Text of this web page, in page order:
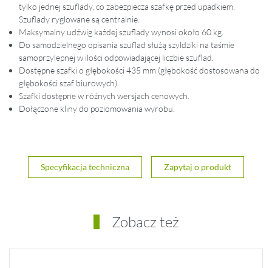
tylko jednej szuflady, co zabezpiecza szafkę przed upadkiem.
Szuflady ryglowane są centralnie.
Maksymalny udźwig każdej szuflady wynosi około 60 kg.
Do samodzielnego opisania szuflad służą szyldziki na taśmie
samoprzylepnej w ilości odpowiadającej liczbie szuflad.
Dostępne szafki o głębokości 435 mm (głębokość dostosowana do
głębokości szaf biurowych).
Szafki dostępne w różnych wersjach cenowych.
Dołączone kliny do poziomowania wyrobu.
Specyfikacja techniczna Zapytaj o produkt
Zobacz też